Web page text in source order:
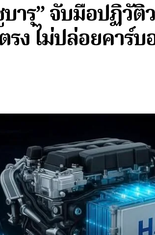
ารุ” จับมือปฏิวัติ
รง ไม่ปล่อยคาร์